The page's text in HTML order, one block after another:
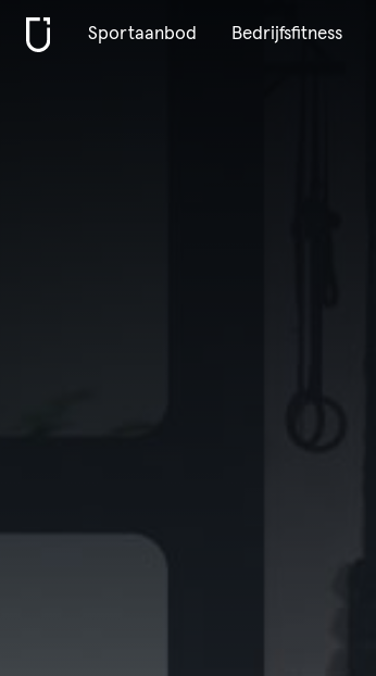
Sportaanbod Bedrijfsfitness